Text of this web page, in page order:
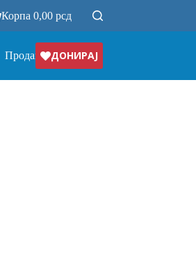
Корпа 0,00 рсд
ПродавницаДОНИРАЈ